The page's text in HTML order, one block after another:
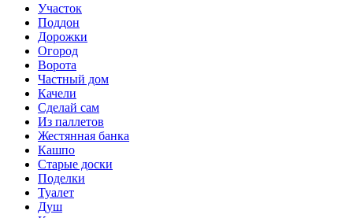
Участок
Поддон
Дорожки
Огород
Ворота
Частный дом
Качели
Сделай сам
Из паллетов
Жестянная банка
Кашпо
Старые доски
Поделки
Туалет
Душ